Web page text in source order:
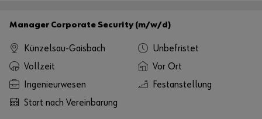
Manager Corporate Security (m/w/d)
Künzelsau-Gaisbach
Unbefristet
Vollzeit
Vor Ort
Ingenieurwesen
Festanstellung
Start nach Vereinbarung